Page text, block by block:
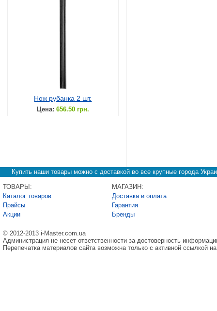
Нож рубанка 2 шт.
Цена: 656.50 грн.
Купить наши товары можно с доставкой во все крупные города
ТОВАРЫ:
Каталог товаров
Прайсы
Акции
МАГАЗИН:
Доставка и оплата
Гарантия
Бренды
© 2012-2013 i-Master.com.ua
Администрация не несет ответственности за достоверность
Перепечатка материалов сайта возможна только с активной ссылкой